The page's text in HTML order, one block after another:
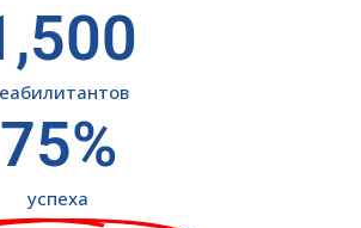
успеха
75%